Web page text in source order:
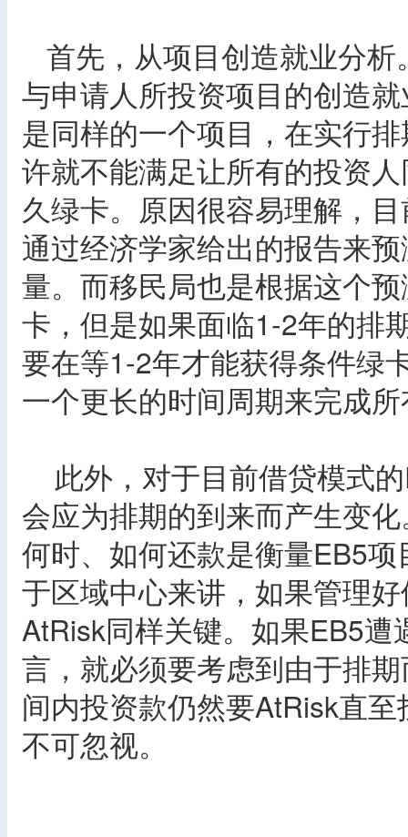
首先，从项目创造就业分
与申请人所投资项目的创造
是同样的一个项目，在实行
许就不能满足让所有的投资
久绿卡。原因很容易理解，
通过经济学家给出的报告来
量。而移民局也是根据这个
卡，但是如果面临1-2年的排
要在等1-2年才能获得条件绿
一个更长的时间周期来完成
此外，对于目前借贷模式
会应为排期的到来而产生变
何时、如何还款是衡量EB5
于区域中心来讲，如果管理
AtRisk同样关键。如果EB5
言，就必须要考虑到由于排
间内投资款仍然要AtRisk直
不可忽视。